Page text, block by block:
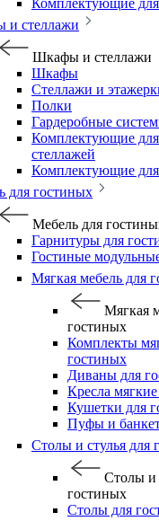
Комплектующие
стеллажи
Шкафы и стеллажи
Шкафы
Стеллажи и
Полки
Гардеробные
Комплектующие
стеллажей
Комплектующие
для гостиных
Мебель для
Гарнитуры для
Гостиные
Мягкая мебель для
Мягкая
гостиных
Комплекты
гостиных
Диваны для
Кресла
Кушетки для
Пуфы и
Столы и стулья для
Столы и
гостиных
Столы для